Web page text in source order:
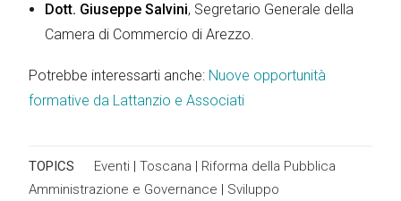
Dott. Giuseppe Salvini, Segretario Generale della
Camera di Commercio di Arezzo.
Potrebbe interessarti anche: Nuove opportunità
formative da Lattanzio e Associati
TOPICS Eventi | Toscana | Riforma della Pubblica
Amministrazione e Governance | Sviluppo